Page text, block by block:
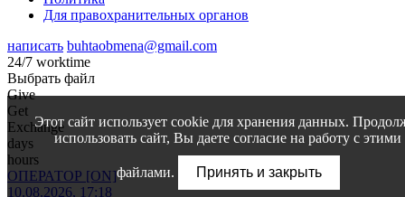
Для правохранительных органов
написать buhtaobmena@gmail.com
24/7 worktime
Выбрать файл
Give
Get
Exchange
days
hours
ОПЕРАТОР [ON]
10.08.2026, 17:18
Этот сайт использует cookie для хранения данных.
использовать сайт, Вы даете согласие на работу с этими
файлами. Принять и закрыть